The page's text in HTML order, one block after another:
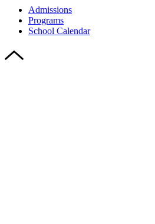
Admissions
Programs
School Calendar